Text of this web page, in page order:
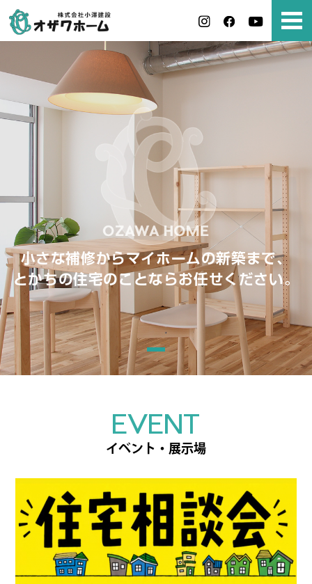
小さな補修からマイホームの新築まで、
とかちの住宅のことならお任せください。
EVENT
イベント・展示場